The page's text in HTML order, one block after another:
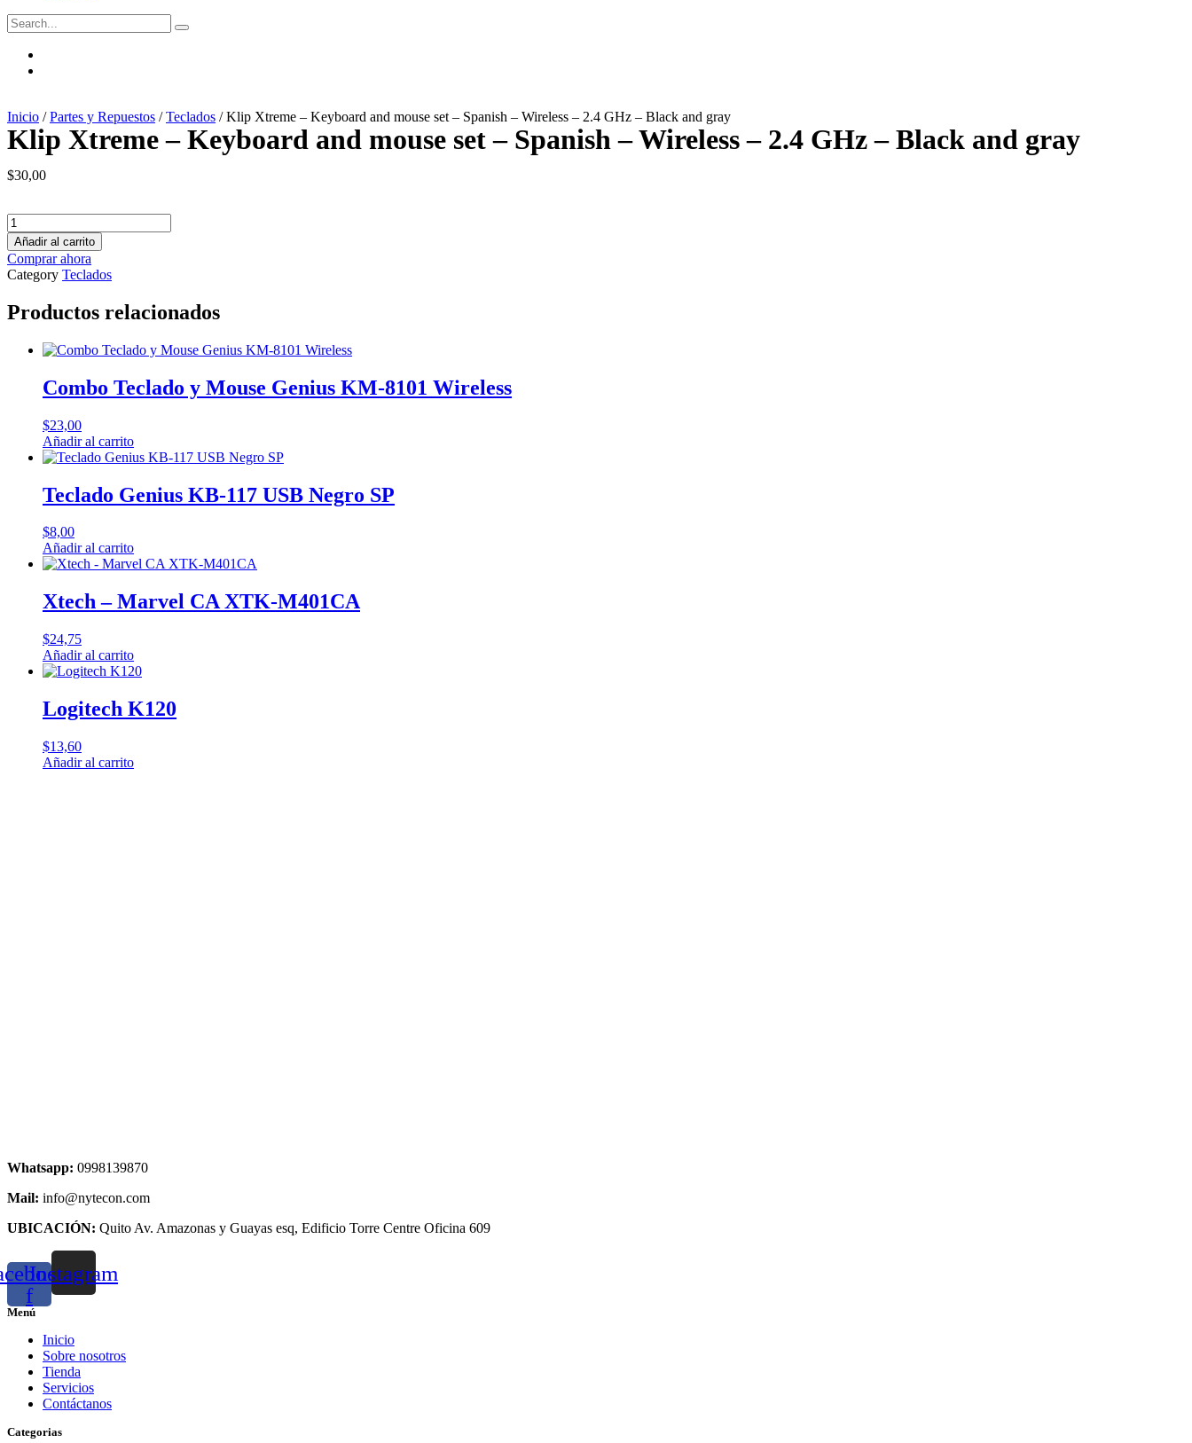
Inicio /Partes y Repuestos /Teclados / Klip Xtreme – Keyboard and mouse set – Spanish – Wireless – 2.4 GHz – Black and gray
Klip Xtreme – Keyboard and mouse set – Spanish – Wireless – 2.4 GHz – Black and gray
$30,00
Klip
Xtreme
-
Keyboard
and
set
Spanish
Wireless
Black
cantidad
Añadir al carrito
Comprar ahora
Category Teclados
Productos relacionados
Combo Teclado y Mouse Genius KM-8101 Wireless
$23,00
Añadir al carrito
Teclado Genius KB-117 USB Negro SP
$8,00
Añadir al carrito
Xtech – Marvel CA XTK-M401CA
$24,75
Añadir al carrito
Logitech K120
$13,60
Añadir al carrito
Whatsapp: 0998139870
Mail: info@nytecon.com
UBICACIÓN: Quito Av. Amazonas y Guayas esq, Edificio Torre Centre Oficina 609
f
Instagram
Menú
Inicio
Sobre nosotros
Tienda
Servicios
Contáctanos
Categorias